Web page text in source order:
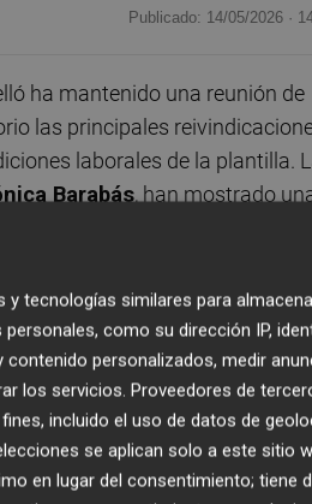
Publicado: 14/05/2026 ·
ha mantenido una reunión de
las principales
laborales de la plantilla.
Barabás, han mostrado
especialmente ante la
municipales.
privatización del personal del
que consideran “marca de la
públicos en lugar de
la ciudadanía”, ha
servicios públicos, precariza
para beneficiar a empresas
tecnologías similares para
como su dirección IP,
personalizados, medir
los servicios. Proveedores de
incluido el uso de datos de
se aplican solo a este sitio
en lugar del consentimiento; tiene